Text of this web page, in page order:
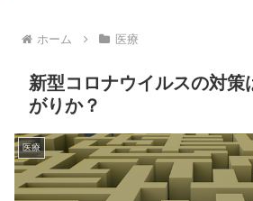
ホーム 医療
新型コロナウイルスの対策
がりか？
医療